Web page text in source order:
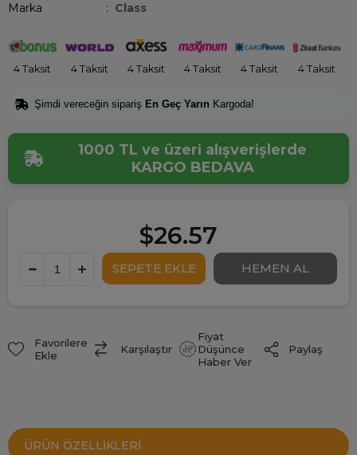
Marka : Class
4 Taksit 4 Taksit 4 Taksit 4 Taksit 4 Taksit 4 Taksit
Şimdi vereceğin sipariş En Geç Yarın Kargoda!
1000 TL ve üzeri alışverişlerde
KARGO BEDAVA
$26.57
Favorilere
Ekle
Karşılaştır
Fiyat
Düşünce
Haber Ver
Paylaş
ÜRÜN ÖZELLIKLERI